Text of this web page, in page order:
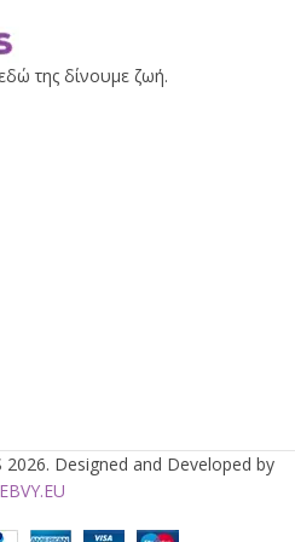
της δίνουμε ζωή.
Designed and Developed by